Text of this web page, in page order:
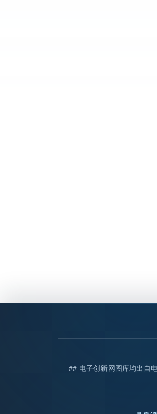
--## 电子创新网图库均出自